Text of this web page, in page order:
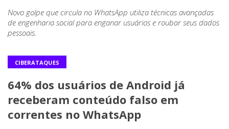
Novo golpe que circula no WhatsApp utiliza técnicas avançadas
de engenharia social para enganar usuários e roubar seus dados
pessoais.
CIBERATAQUES
64% dos usuários de Android já
receberam conteúdo falso em
correntes no WhatsApp